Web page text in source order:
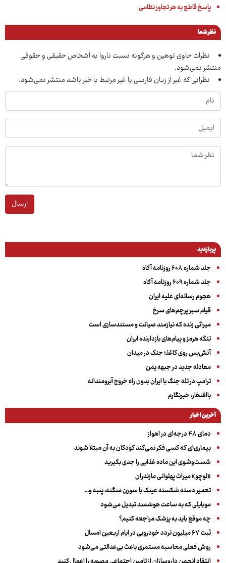
پاسخ قاطع به هر تجاوز نظامی
نظر شما
نظرات حاوی توهین و هرگونه نسبت ناروا به اشخاص حقیقی و حقوقی
منتشر نمی‌شود.
نظراتی که غیر از زبان فارسی یا غیر مرتبط با خبر باشد منتشر نمی‌شود.
ارسال
پربازدید
جلد شماره ۶۰۸ روزنامه آگاه
جلد شماره ۶۰۹ روزنامه آگاه
هجوم رسانه‌ای علیه ایران
قیام سبز پرچم‌های سرخ
میراثی زنده که نیازمند صیانت و مستندسازی است
تنگه هرمز و پیام‌های بازدارنده ایران
آتش‌بس روی کاغذ؛ جنگ در میدان
معادله جدید در جبهه یمن
ترامپ در تله جنگ با ایران بدون راه خروج آبرومندانه
باافتخار، خبرنگارم
آخرین اخبار
دمای ۴۸ درجه‌ای در اهواز
بیماری‌ای که کسی فکر نمی‌کند کودکان به آن مبتلا شوند
شست‌وشوی این ماده غذایی را جدی بگیرید
«لوچو» میراث پهلوانی مازندران
تعمیر دسته شکسته عینک با سوزن منگنه، پنبه و...
موبایلی که به ساعت هوشمند تبدیل می‌شود
چه موقع باید به پزشک مراجعه کنیم؟
ثبت ۶۷ میلیون تردد خودرویی در ایام اربعین امسال
روش فعلی محاسبه مستمری باعث بی‌عدالتی می‌شود